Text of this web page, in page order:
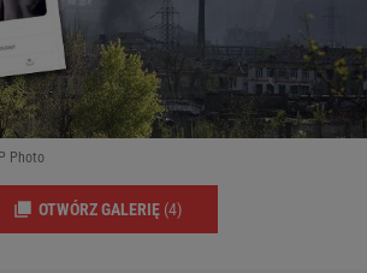
Photo
OTWÓRZ GALERIĘ (4)